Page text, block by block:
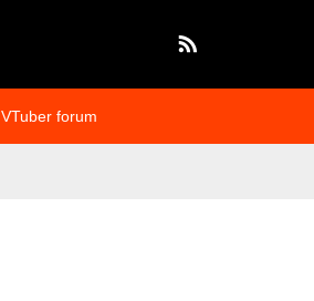
VTuber forum